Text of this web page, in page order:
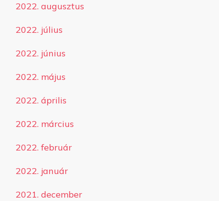
2022. augusztus
2022. július
2022. június
2022. május
2022. április
2022. március
2022. február
2022. január
2021. december